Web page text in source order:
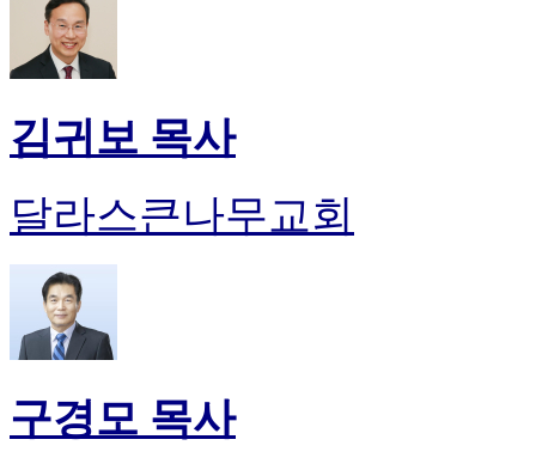
김귀보 목사
달라스큰나무교회
구경모 목사